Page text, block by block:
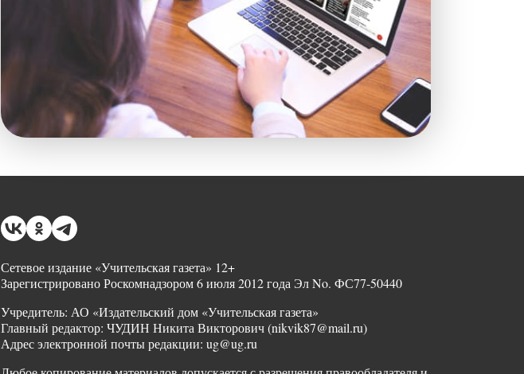
Сетевое издание «Учительская газета» 12+
Зарегистрировано Роскомнадзором 6 июля 2012 года Эл No. ФС77-50440
Учредитель: АО «Издательский дом «Учительская газета»
Главный редактор: ЧУДИН Никита Викторович (nikvik87@mail.ru)
Адрес электронной почты редакции: ug@ug.ru